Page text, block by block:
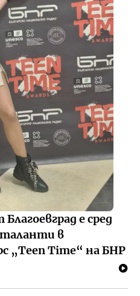
е сред
в
„Teen Time“ на БНР